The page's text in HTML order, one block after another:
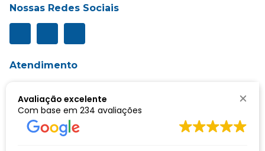
Nossas Redes Sociais
Atendimento
Telefone:(31) 3474-9151
E-mail: vendas@dormed.com.br
Avaliação excelente
Com base em 234 avaliações